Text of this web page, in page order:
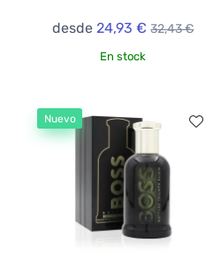
desde24,93 € 32,43 €
En stock
Nuevo